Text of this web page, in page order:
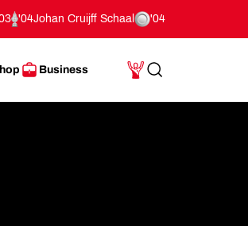
'04Johan Cruijff Schaal '04
Business
Mijn Account
Search